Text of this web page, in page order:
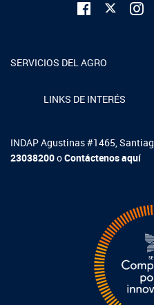
SERVICIOS DEL AGRO
LINKS DE INTERÉS
INDAP Agustinas #1465,
23038200oContáctenos aquí